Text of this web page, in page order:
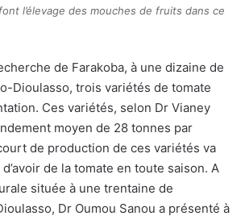
l’élevage des mouches de fruits dans ce
de Farakoba, à une dizaine de
Dioulasso, trois variétés de tomate
Ces variétés, selon Dr Vianey
moyen de 28 tonnes par
de production de ces variétés va
de la tomate en toute saison. A
située à une trentaine de
Dr Oumou Sanou a présenté à